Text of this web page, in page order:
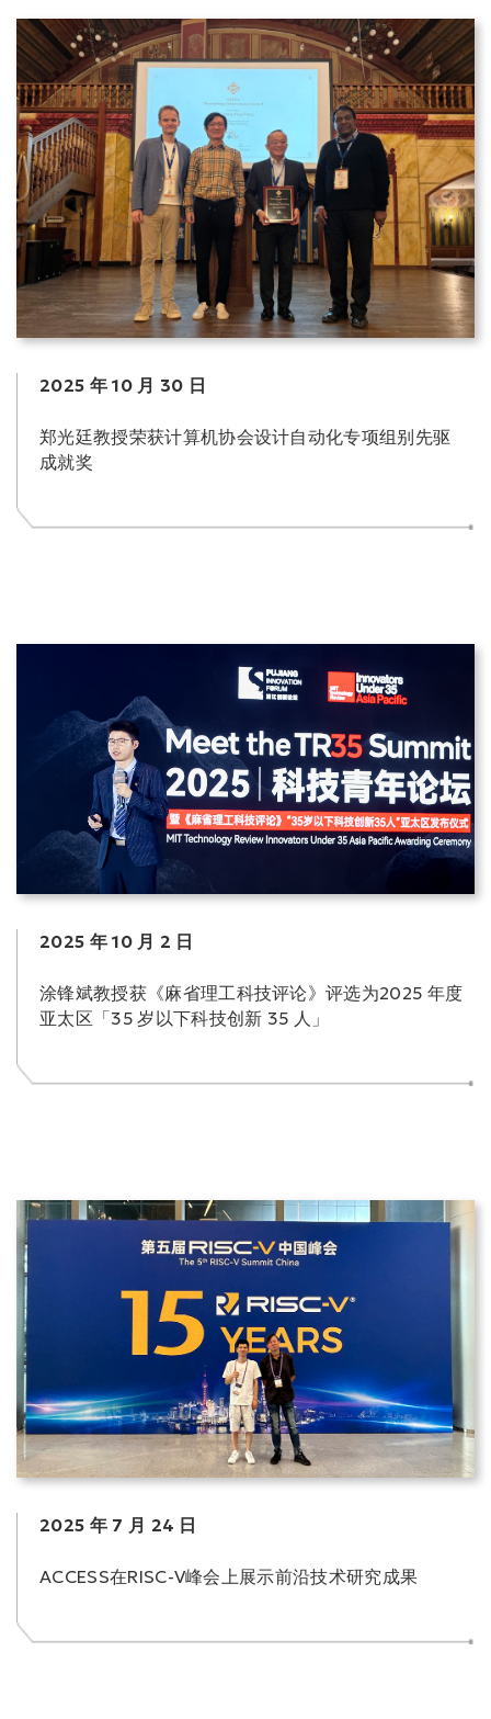
2025 年 10 月 30 日
郑光廷教授荣获计算机协会设计自动化专项组别先驱
成就奖
2025 年 10 月 2 日
涂锋斌教授获《麻省理工科技评论》评选为2025 年度
亚太区「35 岁以下科技创新 35 人」
2025 年 7 月 24 日
ACCESS在RISC-V峰会上展示前沿技术研究成果